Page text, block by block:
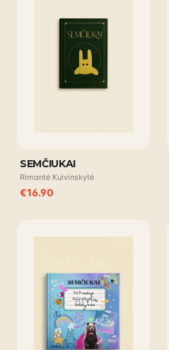
SEMČIUKAI
Rimantė Kulvinskytė
€16.90